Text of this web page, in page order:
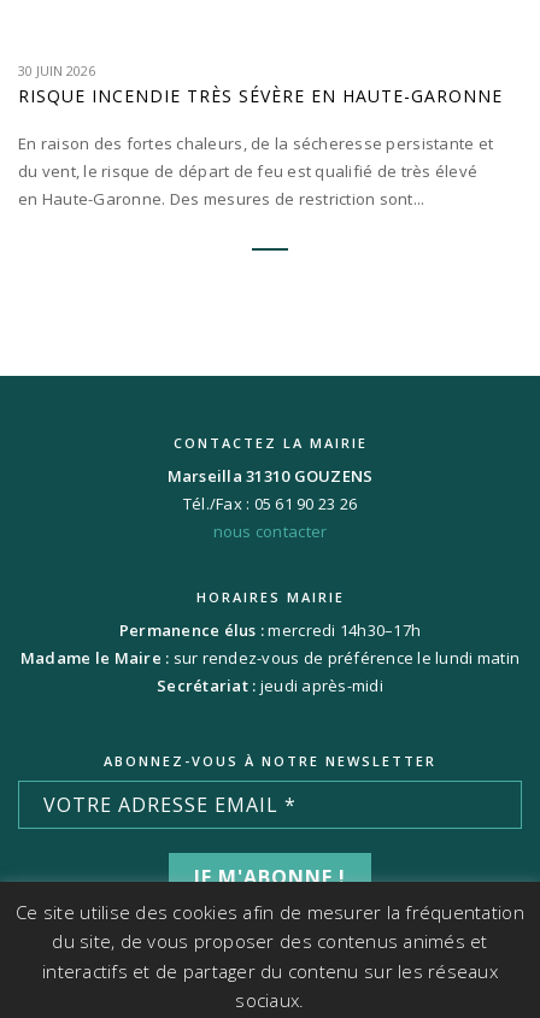
30 JUIN 2026
RISQUE INCENDIE TRÈS SÉVÈRE EN HAUTE-GARONNE
En raison des fortes chaleurs, de la sécheresse persistante et
du vent, le risque de départ de feu est qualifié de très élevé
en Haute-Garonne. Des mesures de restriction sont...
CONTACTEZ LA MAIRIE
Marseilla 31310 GOUZENS
Tél./Fax : 05 61 90 23 26
nous contacter
HORAIRES MAIRIE
Permanence élus :mercredi 14h30–17h
Madame le Maire : sur rendez-vous de préférence le lundi matin
Secrétariat : jeudi après-midi
ABONNEZ-VOUS À NOTRE NEWSLETTER
WWW.PAULABEARZOTTI.COM
Ce site utilise des cookies afin de mesurer la fréquentation
du site, de vous proposer des contenus animés et
interactifs et de partager du contenu sur les réseaux
sociaux.